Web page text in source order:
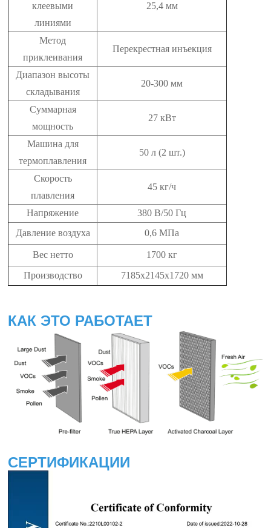
клеевыми
линиями
25,4 мм
Метод
приклеивания
Перекрестная инъекция
Диапазон высоты
складывания
20-300 мм
Суммарная
мощность
27 кВт
Машина для
термоплавления
50 л (2 шт.)
Скорость
плавления
45 кг/ч
Напряжение
380 В/50 Гц
Давление воздуха
0,6 МПа
Вес нетто
1700 кг
Производство
7185x2145x1720 мм
КАК ЭТО РАБОТАЕТ
СЕРТИФИКАЦИИ